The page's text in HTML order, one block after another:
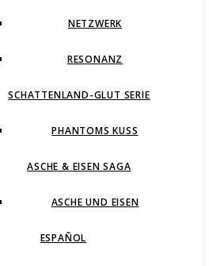
NETZWERK
RESONANZ
SCHATTENLAND-GLUT SERIE
PHANTOMS KUSS
ASCHE & EISEN SAGA
ASCHE UND EISEN
ESPAÑOL